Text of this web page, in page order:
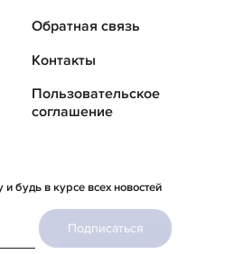
Обратная связь
Контакты
Пользовательское
соглашение
будь в курсе всех новостей
Подписаться